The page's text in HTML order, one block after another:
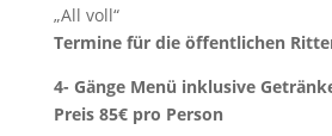
„All voll“
Termine für die öffentlichen
4- Gänge Menü inklusive
Preis 85€ pro Person